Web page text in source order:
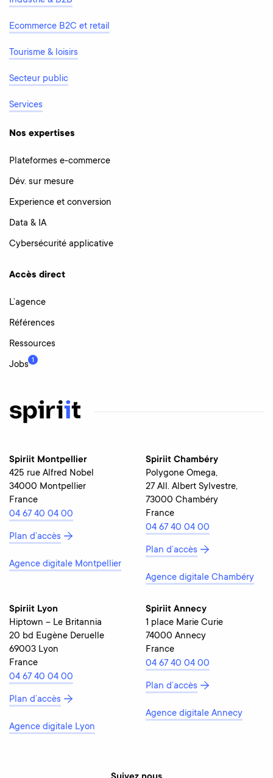
Ecommerce B2C et retail
Tourisme & loisirs
Secteur public
Services
Nos expertises
Plateformes e-commerce
Dév. sur mesure
Experience et conversion
Data & IA
Cybersécurité applicative
Accès direct
L’agence
Références
Ressources
Jobs 1
Spiriit Montpellier
425 rue Alfred Nobel
34000 Montpellier
France
04 67 40 04 00
Plan d’accès
Agence digitale Montpellier
Spiriit Chambéry
Polygone Omega,
27 All. Albert Sylvestre,
73000 Chambéry
France
04 67 40 04 00
Plan d’accès
Agence digitale Chambéry
Spiriit Lyon
Hiptown – Le Britannia
20 bd Eugène Deruelle
69003 Lyon
France
04 67 40 04 00
Plan d’accès
Agence digitale Lyon
Spiriit Annecy
1 place Marie Curie
74000 Annecy
France
04 67 40 04 00
Plan d’accès
Agence digitale Annecy